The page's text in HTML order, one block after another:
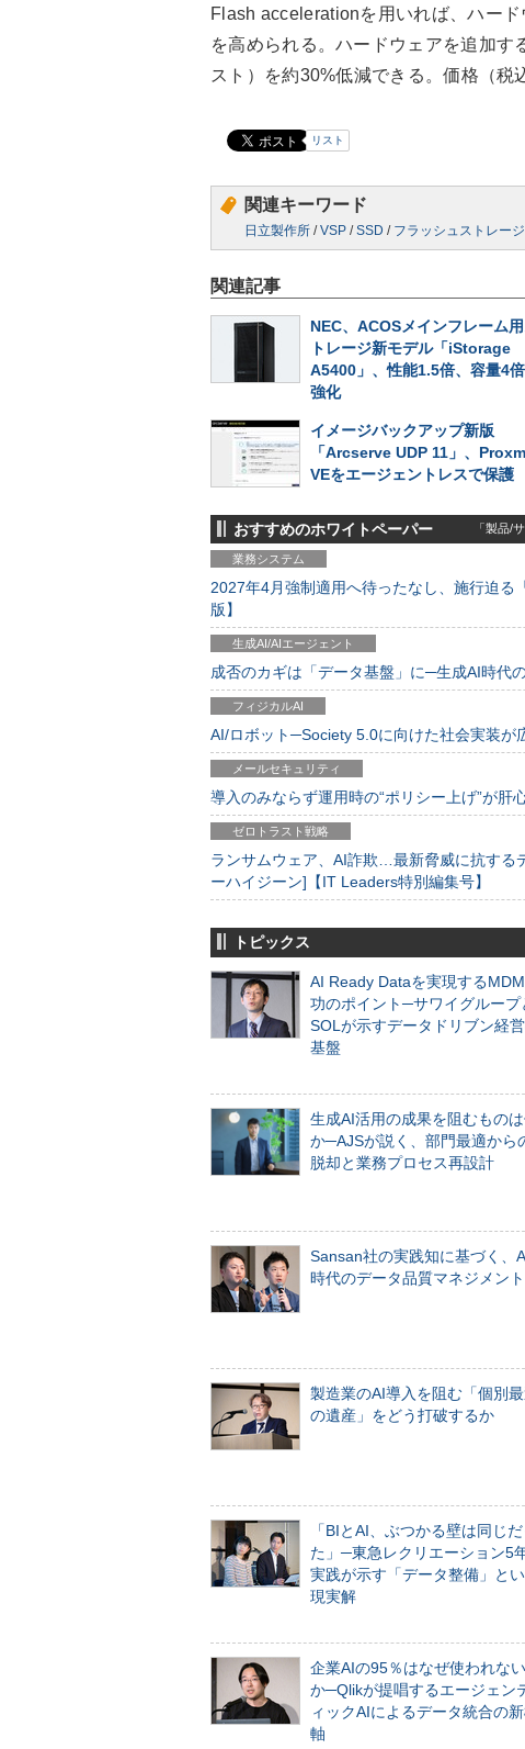
Flash accelerationを用いれば、ハー
を高められる。ハードウェアを追加す
スト）を約30%低減できる。価格（税
リスト
関連キーワード
日立製作所 /VSP /SSD / フラッシュストレージ
関連記事
NEC、ACOSメインフレーム
トレージ新モデル「iStorage
A5400」、性能1.5倍、容量4
強化
イメージバックアップ新版
「Arcserve UDP 11」、
VEをエージェントレスで保護
おすすめのホワイトペーパー 「製品/
業務システム
2027年4月強制適用へ待ったなし、施行迫
版】
生成AI/AIエージェント
成否のカギは「データ基盤」に─生成AI時代
フィジカルAI
AI/ロボット─Society 5.0に向けた社会実装が
メールセキュリティ
導入のみならず運用時の“ポリシー上げ”が肝
ゼロトラスト戦略
ランサムウェア、AI詐欺…最新脅威に抗する
ーハイジーン]【IT Leaders特別編集号】
トピックス
AI Ready Dataを実現する
功のポイント─サワイグループ
SOLが示すデータドリブン経
基盤
生成AI活用の成果を阻むもの
か─AJSが説く、部門最適から
脱却と業務プロセス再設計
Sansan社の実践知に基づく、
時代のデータ品質マネジメント
製造業のAI導入を阻む「個別
の遺産」をどう打破するか
「BIとAI、ぶつかる壁は同じだ
た」─東急レクリエーション5
実践が示す「データ整備」とい
現実解
企業AIの95％はなぜ使われな
か─Qlikが提唱するエージェン
ィックAIによるデータ統合の
軸